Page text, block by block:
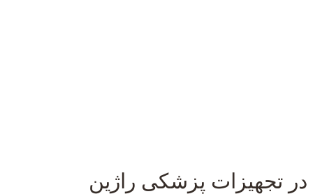
در تجهیزات پزشکی راژین